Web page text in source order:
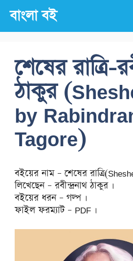
content
বাংলা বই
শেষের রাত্রি-
ঠাকুর
by
Tagore)
বইয়ের নাম – শেষের
লিখেছেন – রবীন্দ্রনাথ ঠাকুর ।
বইয়ের ধরন – গল্প ।
ফাইল ফরম্যাট – PDF ।